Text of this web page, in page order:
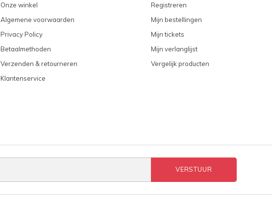
Onze winkel
Algemene voorwaarden
Privacy Policy
Betaalmethoden
Verzenden & retourneren
Klantenservice
Registreren
Mijn bestellingen
Mijn tickets
Mijn verlanglijst
Vergelijk producten
VERSTUUR